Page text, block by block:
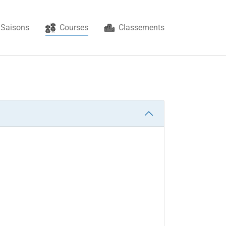
Saisons Courses(current) Classements